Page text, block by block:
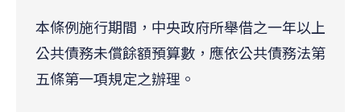
本條例施行期間，中央政府所舉借之一年以上
公共債務未償餘額預算數，應依公共債務法第
五條第一項規定之辦理。